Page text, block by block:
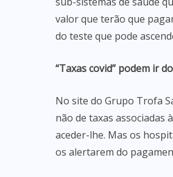
valor que terão que
do teste que pode
“Taxas covid” podem ir
No site do Grupo Trofa
não de taxas associadas
aceder-lhe. Mas os
os alertarem do